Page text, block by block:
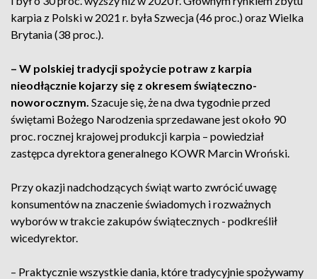
karpia z Polski w 2021 r. była Szwecja (46 proc.) oraz Wielka
Brytania (38 proc.).
– W polskiej tradycji spożycie potraw z karpia
nieodłącznie kojarzy się z okresem świąteczno-
noworocznym. Szacuje się, że na dwa tygodnie przed
świętami Bożego Narodzenia sprzedawane jest około 90
proc. rocznej krajowej produkcji karpia – powiedział
zastępca dyrektora generalnego KOWR Marcin Wroński.
Przy okazji nadchodzących świąt warto zwrócić uwagę
konsumentów na znaczenie świadomych i rozważnych
wyborów w trakcie zakupów świątecznych - podkreślił
wicedyrektor.
– Praktycznie wszystkie dania, które tradycyjnie spożywamy